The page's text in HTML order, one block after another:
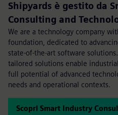
Shipyards è gestito da
Consulting and
We are a technology company
foundation, dedicated to
state-of-the-art software
tailored solutions enable
full potential of advanced
needs and operational contexts.
Scopri Smart Industry